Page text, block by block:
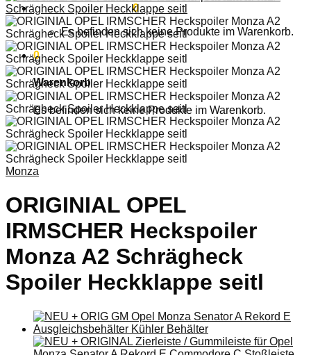
Warenkorb /0,00€ 0
Es befinden sich keine Produkte im Warenkorb.
0
Warenkorb
Es befinden sich keine Produkte im Warenkorb.
Monza
ORIGINIAL OPEL
IRMSCHER Heckspoiler
Monza A2 Schrägheck
Spoiler Heckklappe seitl